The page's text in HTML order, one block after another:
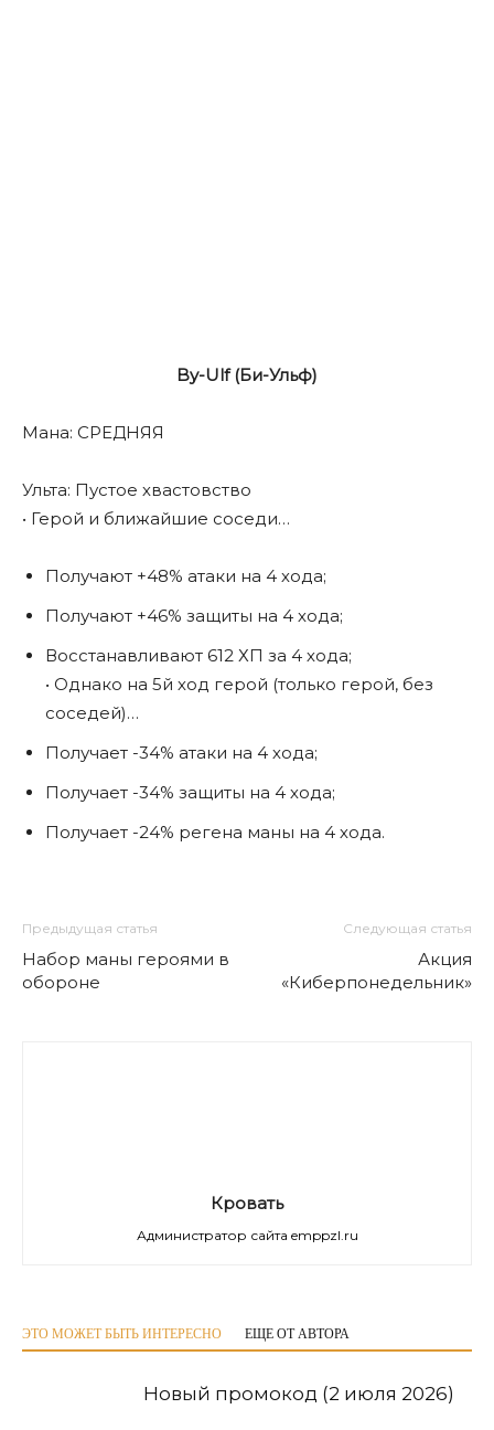
By-Ulf (Би-Ульф)
Мана: СРЕДНЯЯ
Ульта: Пустое хвастовство
• Герой и ближайшие соседи…
Получают +48% атаки на 4 хода;
Получают +46% защиты на 4 хода;
Восстанавливают 612 ХП за 4 хода;
• Однако на 5й ход герой (только герой, без
соседей)…
Получает -34% атаки на 4 хода;
Получает -34% защиты на 4 хода;
Получает -24% регена маны на 4 хода.
Предыдущая статья
Набор маны героями в
обороне
Следующая статья
Акция
«Киберпонедельник»
Кровать
Администратор сайта emppzl.ru
ЭТО МОЖЕТ БЫТЬ ИНТЕРЕСНО ЕЩЕ ОТ АВТОРА
Новый промокод (2 июля 2026)